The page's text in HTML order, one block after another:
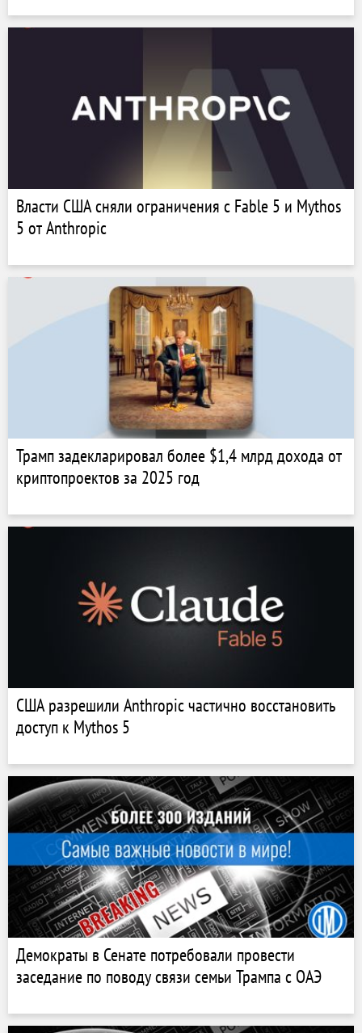
Власти США сняли ограничения с Fable 5 и Mythos
5 от Anthropic
Трамп задекларировал более $1,4 млрд дохода от
криптопроектов за 2025 год
США разрешили Anthropic частично восстановить
доступ к Mythos 5
Демократы в Сенате потребовали провести
заседание по поводу связи семьи Трампа с ОАЭ